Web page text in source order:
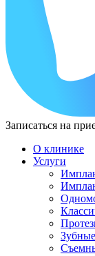
Записаться на
О клинике
Услуги